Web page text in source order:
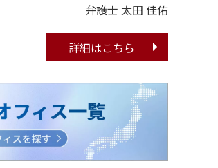
弁護士 太田 佳佑
詳細はこちら